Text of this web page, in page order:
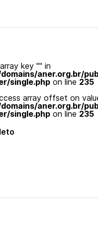
key "" in
aner.org.br/
single.php on line 235
array offset on
aner.org.br/
single.php on line 235